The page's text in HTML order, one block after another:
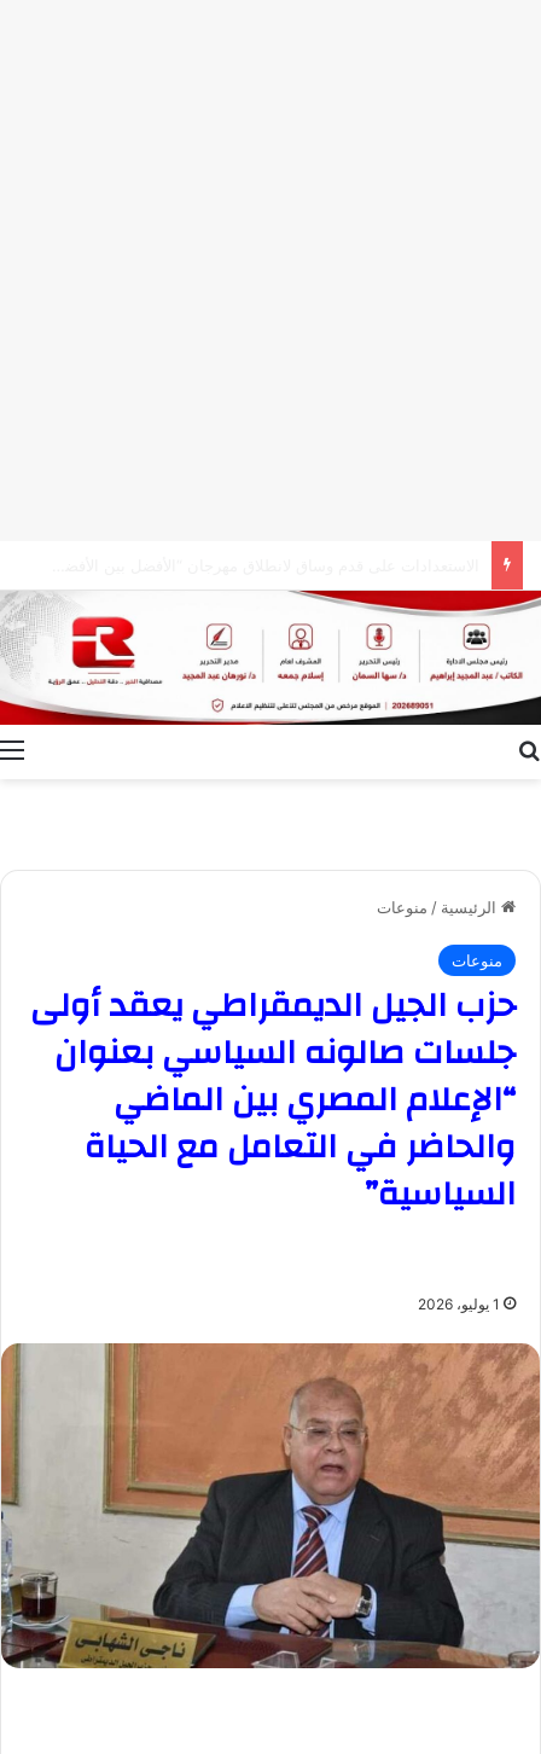
الرئيسية / منوعات
منوعات
حزب الجيل الديمقراطي يعقد أولى
جلسات صالونه السياسي بعنوان
“الإعلام المصري بين الماضي
والحاضر في التعامل مع الحياة
السياسية”
1 يوليو، 2026